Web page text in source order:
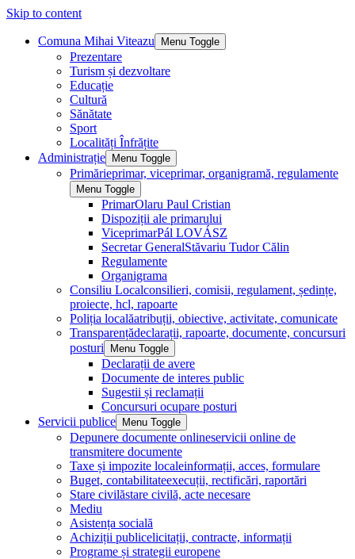
Skip to content
Comuna Mihai Viteazu Menu Toggle
Prezentare
Turism și dezvoltare
Educație
Cultură
Sănătate
Sport
Localități Înfrățite
Administrație
Menu Toggle
Primărieprimar, viceprimar, organigramă, regulamente
Menu Toggle
PrimarOlaru Paul Cristian
Dispoziții ale primarului
ViceprimarPál LOVÁSZ
Secretar GeneralStăvariu Tudor Călin
Regulamente
Organigrama
Consiliu Localconsilieri, comisii, regulament, ședințe,
proiecte, hcl, rapoarte
Poliția localăatribuții, obiective, activitate, comunicate
Transparențădeclarații, rapoarte, documente, concursuri
posturi
Menu Toggle
Declarații de avere
Documente de interes public
Sugestii și reclamații
Concursuri ocupare posturi
Servicii publice
Menu Toggle
Depunere documente onlineservicii online de
transmitere documente
Taxe și impozite localeinformații, acces, formulare
Buget, contabilitateexecuții, rectificări, raportări
Stare civilăstare civilă, acte necesare
Mediu
Asistența socială
Achiziții publicelicitații, contracte, informații
Programe și strategii europene